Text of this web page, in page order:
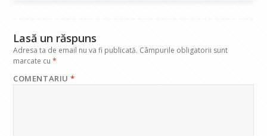
Lasă un răspuns
Adresa ta de email nu va fi publicată. Câmpurile obligatorii sunt
marcate cu*
COMENTARIU*